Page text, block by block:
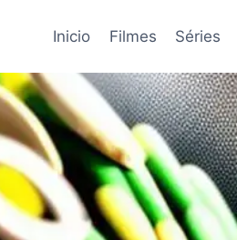
Inicio Filmes Séries